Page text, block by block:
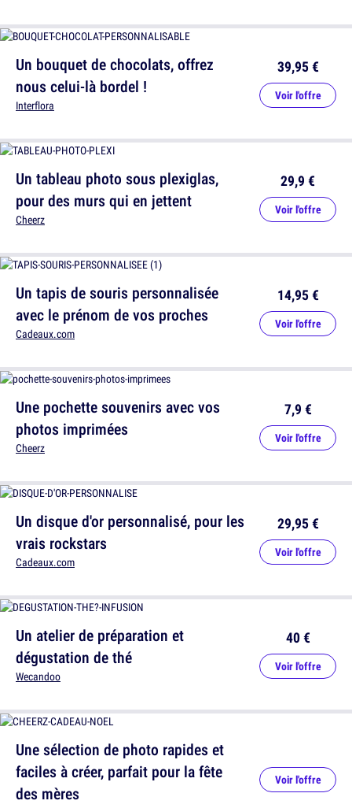
Un bouquet de chocolats, offrez
nous celui-là bordel !
Interflora
39,95 €
Voir l'offre
Un tapis de souris personnalisée
avec le prénom de vos proches
Cadeaux.com
14,95 €
Voir l'offre
Un disque d'or personnalisé, pour les
vrais rockstars
Cadeaux.com
29,95 €
Voir l'offre
Une sélection de photo rapides et
faciles à créer, parfait pour la fête
des mères
Voir l'offre
Un tableau photo sous plexiglas,
pour des murs qui en jettent
Cheerz
29,9 €
Voir l'offre
Une pochette souvenirs avec vos
photos imprimées
Cheerz
7,9 €
Voir l'offre
Un atelier de préparation et
dégustation de thé
Wecandoo
40 €
Voir l'offre